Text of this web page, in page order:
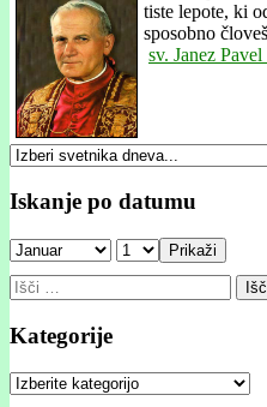
tiste lepote, ki
sposobno
sv. Janez
Iskanje po datumu
Prikaži
Išči:
Kategorije
Kategorije